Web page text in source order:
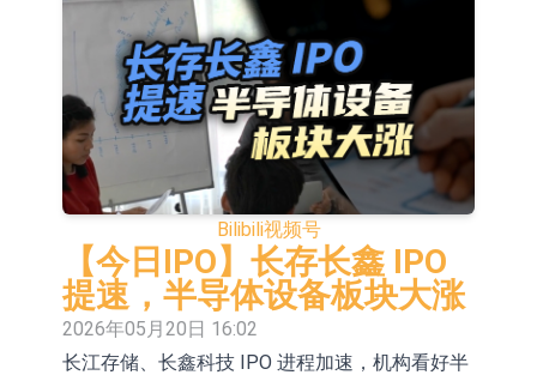
江总部物业服务项目
亚太股份：公司是零跑汽车和
Stellantis集团的供应商
理工雷科面向边缘AI场景推出"山
海"系列智算模组 系列产品基于国产
CPU与GPU构建
【异动股】医疗研发外包板块拉升，
博腾股份(300363.CN)涨20.02%
日韩股市收盘双双下跌
依米康：海外交付以东南亚、中东市
场为主 并已取得欧美相关认证
上交所：财通多策略福鑫定期开放灵
活配置混合型发起式证券投资基金临
时停牌
上交所：景顺长城全球半导体芯片产
业股票型证券投资基金临时停牌
【异动股】港股跌幅榜前十，卡森国
Bilibili视频号
【今日IPO】长存长鑫 IPO
提速，半导体设备板块大涨
2026年05月20日 16:02
长江存储、长鑫科技 IPO 进程加速，机构看好半